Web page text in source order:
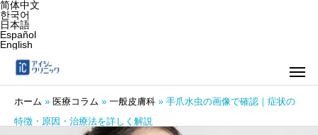
简体中文
한국어
日本語
Español
English
ホーム » 医療コラム » 一般皮膚科 » 手爪水虫の画像で確認｜症状の
特徴・原因・治療法を詳しく解説